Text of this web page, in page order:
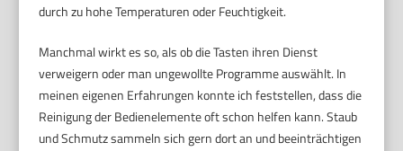
durch zu hohe Temperaturen oder Feuchtigkeit.
Manchmal wirkt es so, als ob die Tasten ihren Dienst
verweigern oder man ungewollte Programme auswählt. In
meinen eigenen Erfahrungen konnte ich feststellen, dass die
Reinigung der Bedienelemente oft schon helfen kann. Staub
und Schmutz sammeln sich gern dort an und beeinträchtigen